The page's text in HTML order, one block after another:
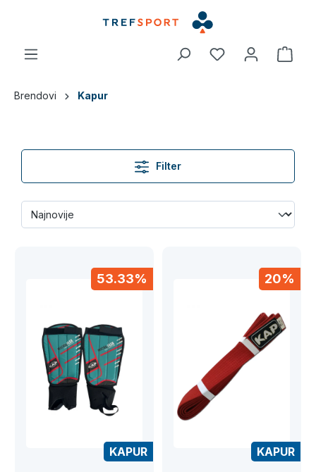
Brendovi Kapur
Filter
53.33%
KAPUR
20%
KAPUR